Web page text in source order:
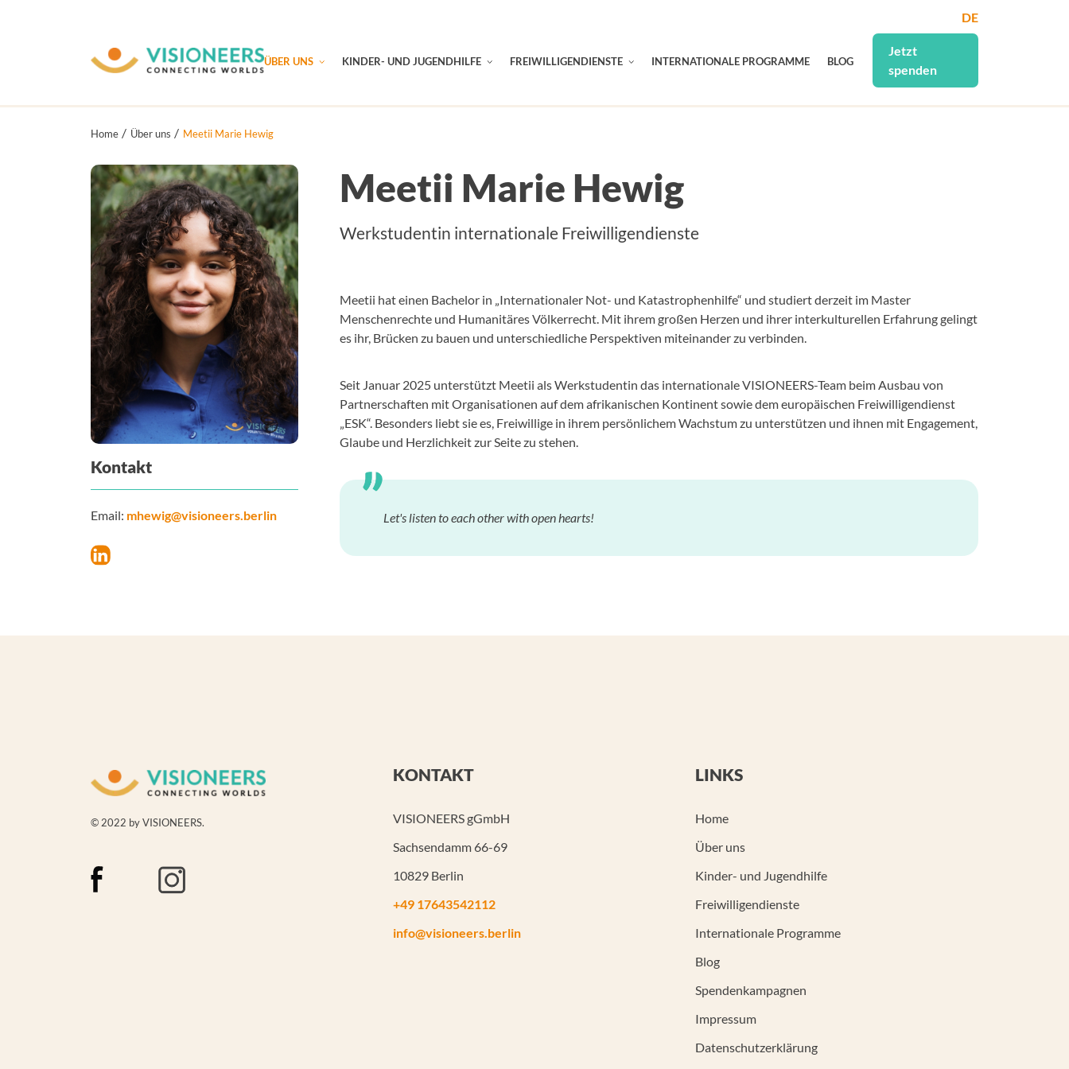
DE
ÜBER UNS KINDER- UND JUGENDHILFE FREIWILLIGENDIENSTE INTERNATIONALE PROGRAMME BLOG
Jetzt
spenden
Home Über uns Meetii Marie Hewig
Kontakt
Email: mhewig@visioneers.berlin
Meetii Marie Hewig
Werkstudentin internationale Freiwilligendienste
Meetii hat einen Bachelor in „Internationaler Not- und Katastrophenhilfe“ und studiert derzeit im Master
Menschenrechte und Humanitäres Völkerrecht. Mit ihrem großen Herzen und ihrer interkulturellen Erfahrung gelingt
es ihr, Brücken zu bauen und unterschiedliche Perspektiven miteinander zu verbinden.
Seit Januar 2025 unterstützt Meetii als Werkstudentin das internationale VISIONEERS-Team beim Ausbau von
Partnerschaften mit Organisationen auf dem afrikanischen Kontinent sowie dem europäischen Freiwilligendienst
„ESK“. Besonders liebt sie es, Freiwillige in ihrem persönlichem Wachstum zu unterstützen und ihnen mit Engagement,
Glaube und Herzlichkeit zur Seite zu stehen.
Let's listen to each other with open hearts!
© 2022 by VISIONEERS.
KONTAKT
VISIONEERS gGmbH
Sachsendamm 66-69
10829 Berlin
+49 17643542112
info@visioneers.berlin
LINKS
Home
Über uns
Kinder- und Jugendhilfe
Freiwilligendienste
Internationale Programme
Blog
Spendenkampagnen
Impressum
Datenschutzerklärung